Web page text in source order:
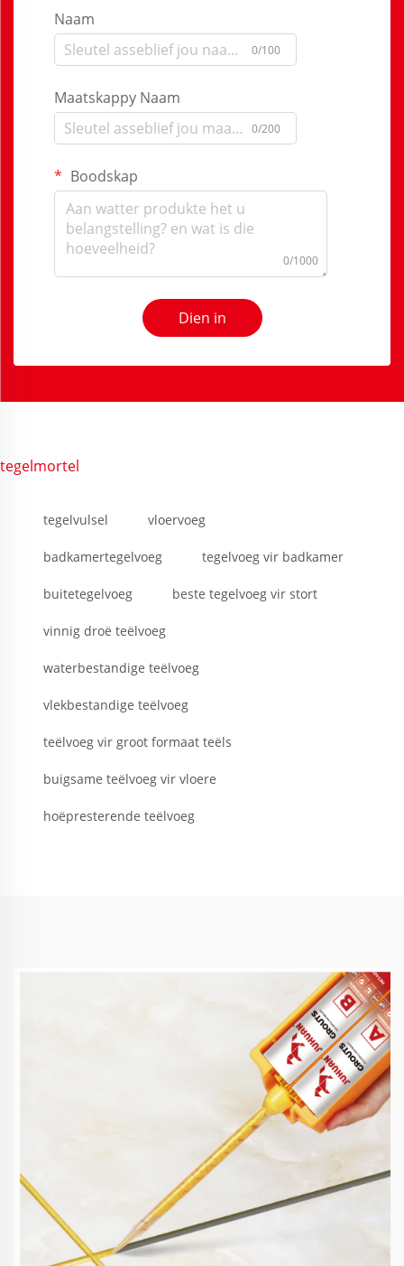
Naam
0/100
Maatskappy Naam
0/200
Boodskap
0/1000
Dien in
tegelmortel
tegelvulsel vloervoeg
badkamertegelvoeg tegelvoeg vir badkamer
buitetegelvoeg beste tegelvoeg vir stort
vinnig droë teëlvoeg
waterbestandige teëlvoeg
vlekbestandige teëlvoeg
teëlvoeg vir groot formaat teëls
buigsame teëlvoeg vir vloere
hoëpresterende teëlvoeg